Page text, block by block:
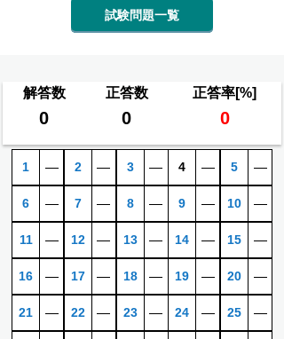
試験問題一覧
解答数 正答数 正答率[%]
0 0 0
1 ―
6 ―
11 ―
16 ―
21 ―
2 ―
7 ―
12 ―
17 ―
22 ―
3 ―
8 ―
13 ―
18 ―
23 ―
4 ―
9 ―
14 ―
19 ―
24 ―
5 ―
10 ―
15 ―
20 ―
25 ―